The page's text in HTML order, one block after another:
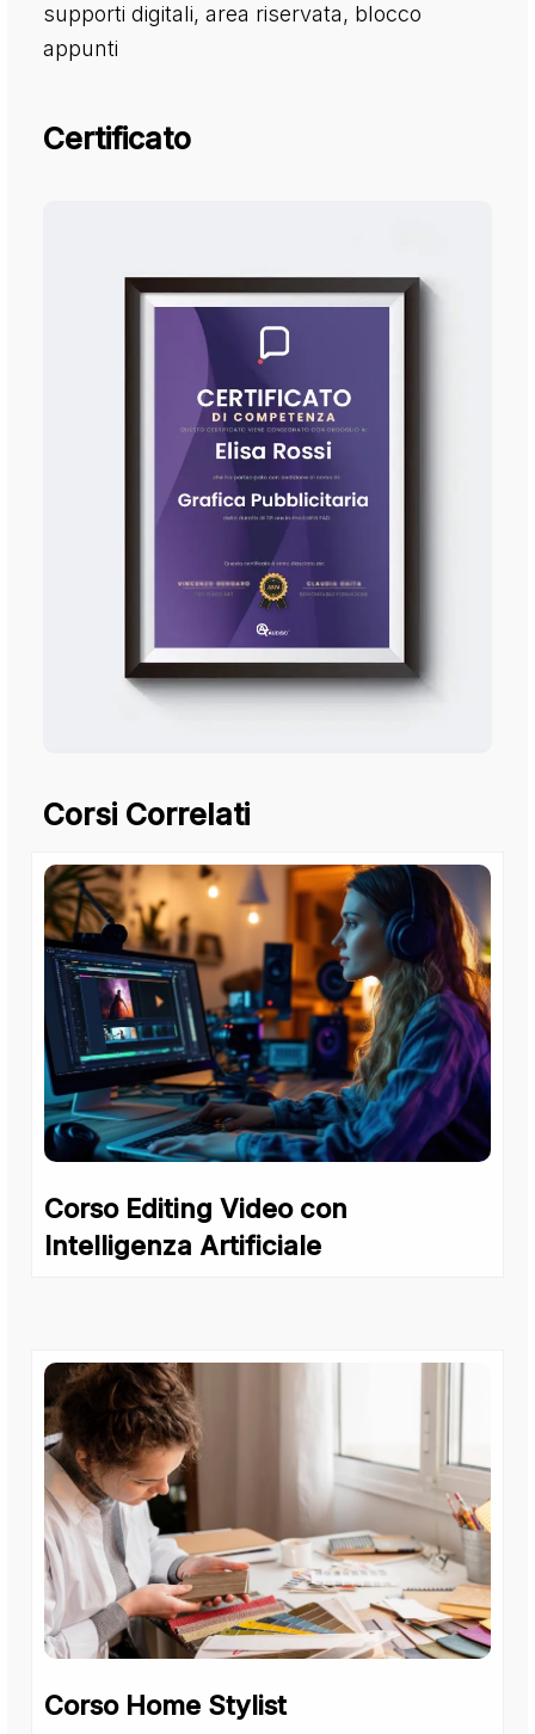
supporti digitali, area riservata, blocco
appunti
Certificato
Corsi Correlati
Corso Editing Video con
Intelligenza Artificiale
Corso Home Stylist